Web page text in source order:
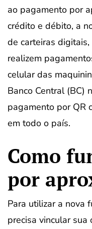
ao pagamento por
crédito e débito, a
de carteiras
realizem
celular das
Banco Central (BC)
pagamento por QR
em todo o país.
Como
por
Para utilizar a nova
precisa vincular sua